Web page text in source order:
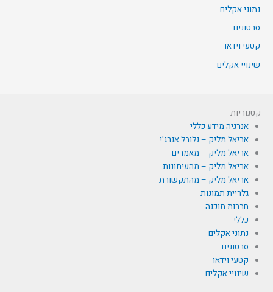
נתוני אקלים
סרטונים
קטעי וידאו
שינויי אקלים
קטגוריות
אנרגיה מידע כללי
אריאל מליק – גלובל אנרג'י
אריאל מליק – מאמרים
אריאל מליק – מהעיתונות
אריאל מליק – מהתקשורת
גלריית תמונות
חברות תוכנה
כללי
נתוני אקלים
סרטונים
קטעי וידאו
שינויי אקלים